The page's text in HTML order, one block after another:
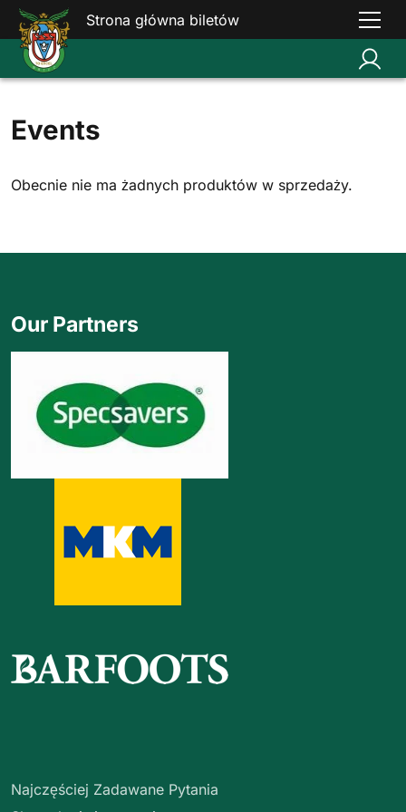
Strona główna biletów
Events
Obecnie nie ma żadnych produktów w sprzedaży.
Najczęściej Zadawane Pytania
Our Partners